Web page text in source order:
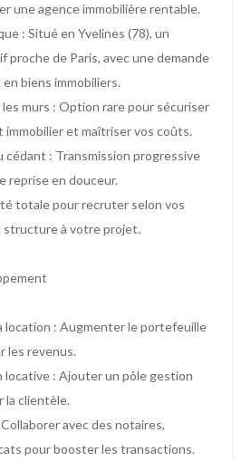
une agence immobilière rentable.
: Situé en Yvelines (78), un
de Paris, avec une demande
biens immobiliers.
murs : Option rare pour sécuriser
et maîtriser vos coûts.
cédant : Transmission progressive
reprise en douceur.
totale pour recruter selon vos
structure à votre projet.
location : Augmenter le portefeuille
les revenus.
locative : Ajouter un pôle gestion
la clientèle.
avec des notaires,
pour booster les transactions.